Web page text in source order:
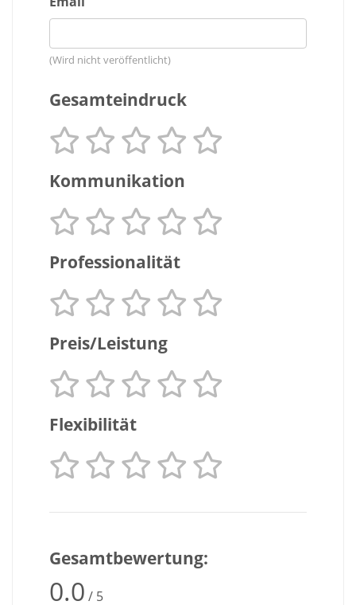
(Wird nicht veröffentlicht)
Gesamteindruck
Kommunikation
Professionalität
Preis/Leistung
Flexibilität
Gesamtbewertung:
0.0 / 5